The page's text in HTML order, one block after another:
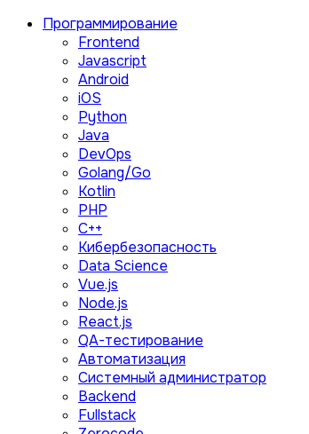
Программирование
Frontend
Javascript
Android
iOS
Python
Java
DevOps
Golang/Go
Kotlin
PHP
C++
Кибербезопасность
Data Science
Vue.js
Node.js
React.js
QA-тестирование
Автоматизация
Системный администратор
Backend
Fullstack